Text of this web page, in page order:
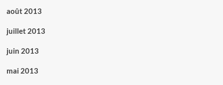
août 2013
juillet 2013
juin 2013
mai 2013